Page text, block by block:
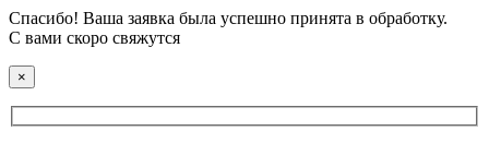
Спасибо! Ваша заявка была успешно принята в обработку.
С вами скоро свяжутся
×